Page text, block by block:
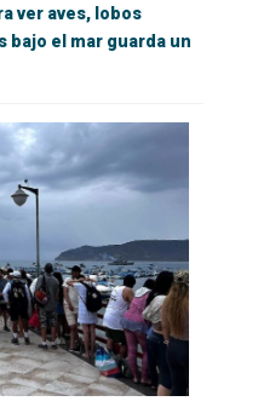
ver aves, lobos
bajo el mar guarda un